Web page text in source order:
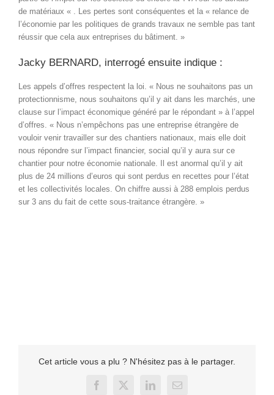
de matériaux « . Les pertes sont conséquentes et la « relance de
l’économie par les politiques de grands travaux ne semble pas tant
réussir que cela aux entreprises du bâtiment. »
Jacky BERNARD, interrogé ensuite indique :
Les appels d’offres respectent la loi. « Nous ne souhaitons pas un
protectionnisme, nous souhaitons qu’il y ait dans les marchés, une
clause sur l’impact économique généré par le répondant » à l’appel
d’offres. « Nous n’empêchons pas une entreprise étrangère de
vouloir venir travailler sur des chantiers nationaux, mais elle doit
nous répondre sur l’impact financier, social qu’il y aura sur ce
chantier pour notre économie nationale. Il est anormal qu’il y ait
plus de 24 millions d’euros qui sont perdus en recettes pour l’état
et les collectivités locales. On chiffre aussi à 288 emplois perdus
sur 3 ans du fait de cette sous-traitance étrangère. »
Cet article vous a plu ? N'hésitez pas à le partager.
Facebook
X LinkedInEmail